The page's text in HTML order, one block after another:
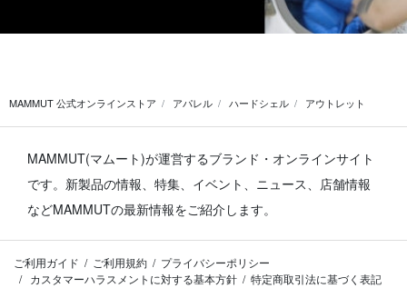
MAMMUT 公式オンラインストア アパレル ハードシェル アウトレット
MAMMUT(マムート)が運営するブランド・オンラインサイト
です。 新製品の情報、特集、イベント、ニュース、店舗情報
などMAMMUTの最新情報をご紹介します。
ご利用ガイド ご利用規約
プライバシーポリシー
カスタマーハラスメントに対する基本方針
特定商取引法に基づく表記